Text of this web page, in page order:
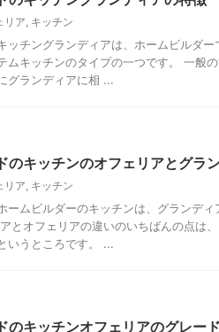
リア, キッチン
ッチングランディアは、ホームビルダー
ムキッチンのタイプの一つです。 一般
グランディアに相 ...
のキッチンのオフェリアとグラ
リア, キッチン
ームビルダーのキッチンは、グランデ
とオフェリアの違いのいちばんの点は
いうところです。 ...
のキッチンオフェリアのグレード